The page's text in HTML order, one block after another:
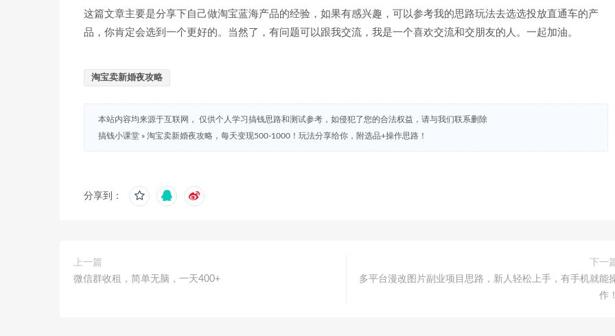
这篇文章主要是分享下自己做淘宝蓝海产品的经验，如果有感兴趣，可以参考我的思路玩法去选选投放直通车的产
品，你肯定会选到一个更好的。当然了，有问题可以跟我交流，我是一个喜欢交流和交朋友的人。一起加油。
淘宝卖新婚夜攻略
本站内容均来源于互联网， 仅供个人学习搞钱思路和测试参考，如侵犯了您的合法权益，请与我们联系删除
搞钱小课堂 » 淘宝卖新婚夜攻略，每天变现500-1000！玩法分享给你，附选品+操作思路！
分享到：
上一篇
微信群收租，简单无脑，一天400+
下一
多平台漫改图片副业项目思路，新人轻松上手，有手机就能
作！